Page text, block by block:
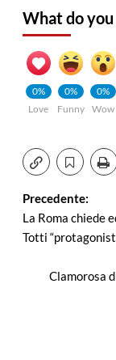
What do
0%
Love
0%
Funny
0%
Wow
articolo
Precedente:
La Roma chiede
Totti
Clamorosa